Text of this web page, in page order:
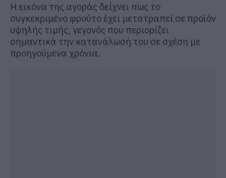
Η εικόνα της αγοράς δείχνει πως το
συγκεκριμένο φρούτο έχει μετατραπεί σε προϊόν
υψηλής τιμής, γεγονός που περιορίζει
σημαντικά την κατανάλωσή του σε σχέση με
προηγούμενα χρόνια.